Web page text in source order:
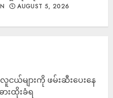
AUGUST 5, 2026
ယ်များကို ဖမ်းဆီးပေးနေ
းထိုးခံရ